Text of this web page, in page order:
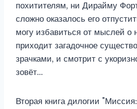
похитителям, ни Дирайму
сложно оказалось его
могу избавиться от мыслей о
приходит загадочное
зрачками, и смотрит с
зовёт…
Вторая книга дилогии